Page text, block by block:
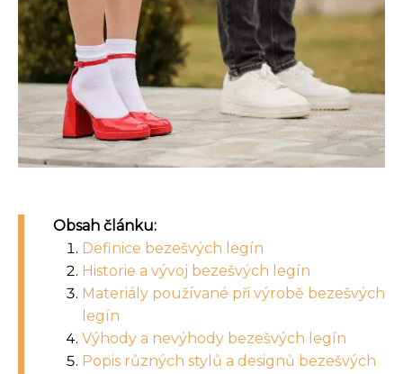
Obsah článku:
Definice bezešvých legín
Historie a vývoj bezešvých legín
Materiály používané při výrobě bezešvých
legín
Výhody a nevýhody bezešvých legín
Popis různých stylů a designů bezešvých